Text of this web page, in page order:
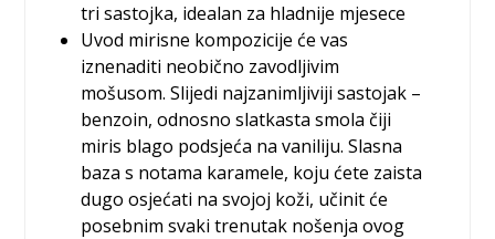
tri sastojka, idealan za hladnije mjesece
Uvod mirisne kompozicije će vas
iznenaditi neobično zavodljivim
mošusom. Slijedi najzanimljiviji sastojak –
benzoin, odnosno slatkasta smola čiji
miris blago podsjeća na vaniliju. Slasna
baza s notama karamele, koju ćete zaista
dugo osjećati na svojoj koži, učinit će
posebnim svaki trenutak nošenja ovog